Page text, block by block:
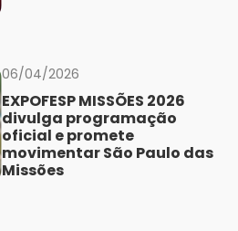
06/04/2026
EXPOFESP MISSÕES 2026
divulga programação
oficial e promete
movimentar São Paulo das
Missões